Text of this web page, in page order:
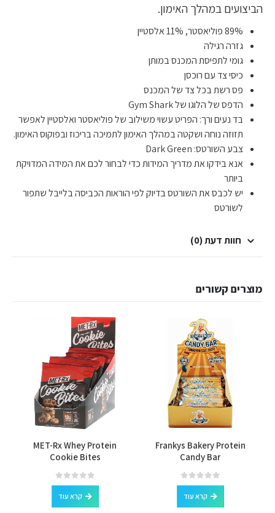
הביצועים במהלך האימון.
89% פוליאסטר, 11% אלסטיין
גזרה רגילה
גומי לתפיסת המכנס במותן
כיסי צד עם רוכסן
פס רשת בכל צד של המכנס
הדפס של הלוגו של Gym Shark
בד נעים ורך: הפריט עשוי משילוב של פוליאסטר ואלסטיין לאפשר
תזוזה נוחה ושקטה במהלך האימון לתמיכה בריכוז ובפוקוס האימון.
צבע השורטס: Dark Green
אנא בידקו את מדריך המידות כדי לבחור לכם את המידה המדויקת
ביותר
יש לכבס את השורטס בדיוק לפי הוראות הכביסה בלייבל שתפור
לשורטס
חוות דעת (0)
מוצרים קשורים
Frankys Bakery Protein
Candy Bar
0
out of 5
קרא עוד
MET-Rx Whey Protein
Cookie Bites
0
out of 5
קרא עוד